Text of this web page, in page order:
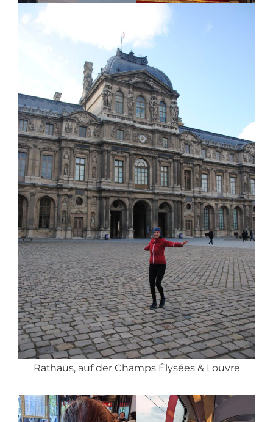
Rathaus, auf der Champs Élysées & Louvre